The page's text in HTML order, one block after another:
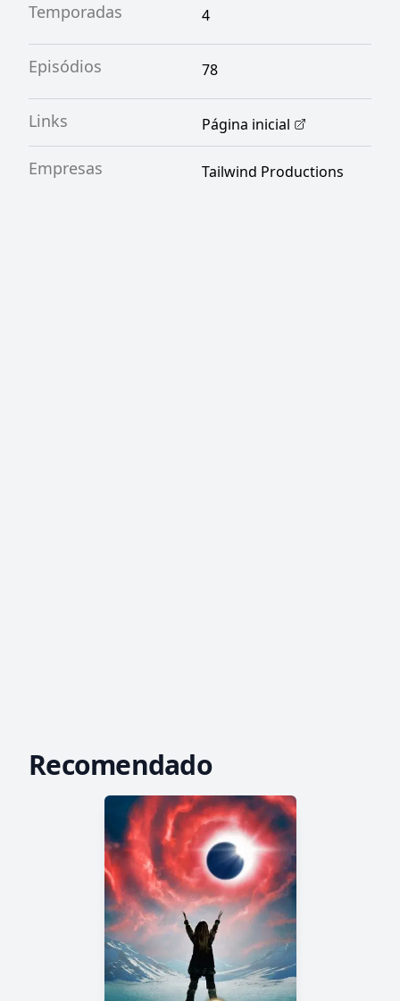
Temporadas 4
Episódios 78
Links Página inicial
Empresas Tailwind Productions
Recomendado